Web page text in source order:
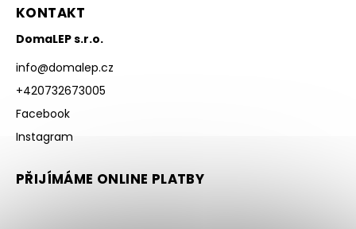
KONTAKT
DomaLEP s.r.o.
info@domalep.cz
+420732673005
Facebook
Instagram
PŘIJÍMÁME ONLINE PLATBY